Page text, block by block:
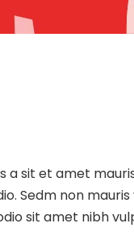
a sit et amet
Sedm non
sit amet nibh